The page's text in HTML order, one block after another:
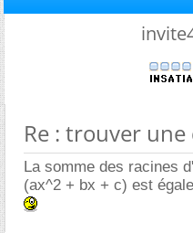
Re : trouver
La somme des racines
(ax^2 + bx + c) est